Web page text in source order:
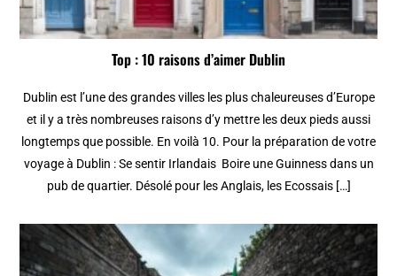
Top : 10 raisons d’aimer Dublin
Dublin est l’une des grandes villes les plus chaleureuses d’Europe
et il y a très nombreuses raisons d’y mettre les deux pieds aussi
longtemps que possible. En voilà 10. Pour la préparation de votre
voyage à Dublin : Se sentir Irlandais Boire une Guinness dans un
pub de quartier. Désolé pour les Anglais, les Ecossais […]